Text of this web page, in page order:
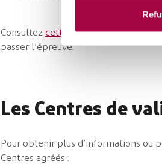
Consultez cette pagepour en savoir
passer l’épreuve.
Les Centres de
Pour obtenir plus d’informations ou
Centres agréés :